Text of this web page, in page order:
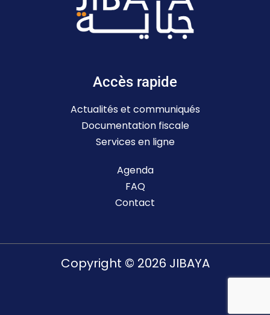
Accès rapide
Actualités et communiqués
Documentation fiscale
Services en ligne
Agenda
FAQ
Contact
Copyright © 2026 JIBAYA